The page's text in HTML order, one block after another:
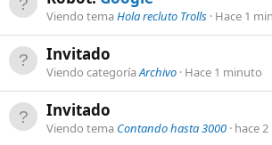
Viendo temaHola recluto Trolls Hace 1
Invitado
Viendo categoríaArchivo Hace 1 minuto
Invitado
Viendo tema Contando hasta 3000 hace